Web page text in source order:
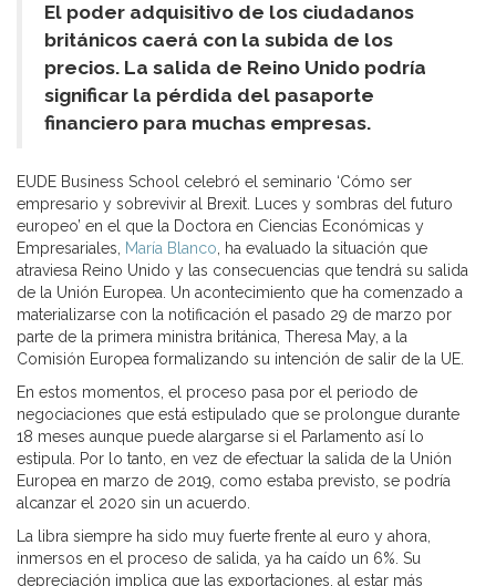
El poder adquisitivo de los ciudadanos
británicos caerá con la subida de los
precios. La salida de Reino Unido podría
significar la pérdida del pasaporte
financiero para muchas empresas.
EUDE Business School celebró el seminario ‘Cómo ser
empresario y sobrevivir al Brexit. Luces y sombras del futuro
europeo’ en el que la Doctora en Ciencias Económicas y
Empresariales,
María Blanco , ha evaluado la situación que
atraviesa Reino Unido y las consecuencias que tendrá su salida
de la Unión Europea. Un acontecimiento que ha comenzado a
materializarse con la notificación el pasado 29 de marzo por
parte de la primera ministra británica, Theresa May, a la
Comisión Europea formalizando su intención de salir de la UE.
En estos momentos, el proceso pasa por el periodo de
negociaciones que está estipulado que se prolongue durante
18 meses aunque puede alargarse si el Parlamento así lo
estipula. Por lo tanto, en vez de efectuar la salida de la Unión
Europea en marzo de 2019, como estaba previsto, se podría
alcanzar el 2020 sin un acuerdo.
La libra siempre ha sido muy fuerte frente al euro y ahora,
inmersos en el proceso de salida, ya ha caído un 6%. Su
depreciación implica que las exportaciones, al estar más